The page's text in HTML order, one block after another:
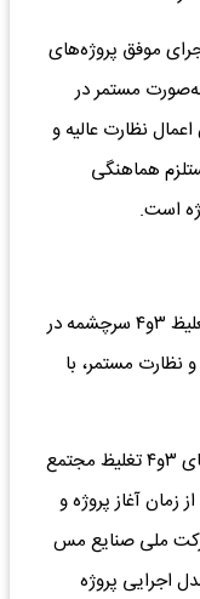
موفق پروژه‌های
مستمر در
نظارت عالیه و
هماهنگی
است.
در این نشست اعلام شد روند اجرای پروژه تغلیظ ۳و۴ سرچشمه در
نظارت مستمر، با
با توجه به اهمیت راهبردی پروژه تغلیظ فازهای ۳و۴ تغلیظ مجتمع
جبران تأخیر ۳۶ماهه از زمان آغاز پروژه و
یورو برای شرکت ملی صنایع مس
اجرایی پروژه